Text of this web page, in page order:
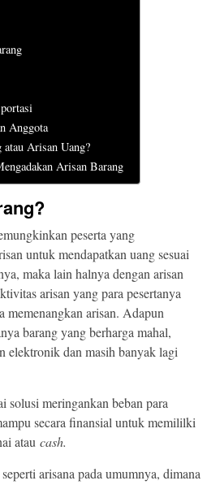
Anggota
Arisan Uang?
Arisan Barang
peserta yang
untuk mendapatkan uang sesuai
maka lain halnya dengan arisan
arisan yang para pesertanya
memenangkan arisan. Adapun
barang yang berharga mahal,
elektronik dan masih banyak lagi
solusi meringankan beban para
secara finansial untuk memililki
atau cash.
arisana pada umumnya, dimana